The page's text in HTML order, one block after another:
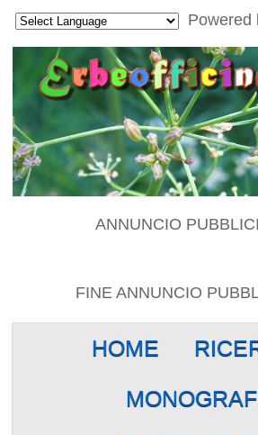
Powered
ANNUNCIO
FINE ANNUNCIO
HOME